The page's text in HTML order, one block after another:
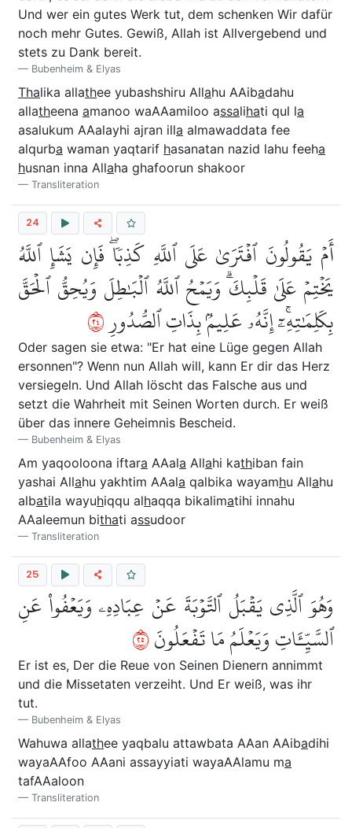
Und wer ein gutes Werk tut, dem schenken Wir dafür
noch mehr Gutes. Gewiß, Allah ist Allvergebend und
stets zu Dank bereit.
Bubenheim & Elyas
Thalika allathee yubashshiru Allahu AAibadahu
allatheena amanoo waAAamiloo assalihati qul la
asalukum AAalayhi ajran illa almawaddata fee
alqurba waman yaqtarif hasanatan nazid lahu feeha
husnan inna Allaha ghafoorun shakoor
Transliteration
24
أَمۡ يَقُولُونَ ٱفۡتَرَىٰ عَلَى ٱللَّهِ كَذِبٗاۖ فَإِن يَشَإِ ٱللَّهُ
يَخۡتِمۡ عَلَىٰ قَلۡبِكَۗ وَيَمۡحُ ٱللَّهُ ٱلۡبَٰطِلَ وَيُحِقُّ ٱلۡحَقَّ
بِكَلِمَٰتِهِۦٓۚ إِنَّهُۥ عَلِيمُۢ بِذَاتِ ٱلصُّدُورِ٤٢
Oder sagen sie etwa: "Er hat eine Lüge gegen Allah
ersonnen"? Wenn nun Allah will, kann Er dir das Herz
versiegeln. Und Allah löscht das Falsche aus und
setzt die Wahrheit mit Seinen Worten durch. Er weiß
über das innere Geheimnis Bescheid.
Bubenheim & Elyas
Am yaqooloona iftara AAala Allahi kathiban fain
yashai Allahu yakhtim AAala qalbika wayamhu Allahu
albatila wayuhiqqu alhaqqa bikalimatihi innahu
AAaleemun bithati assudoor
Transliteration
25
وَهُوَ ٱلَّذِي يَقۡبَلُ ٱلتَّوۡبَةَ عَنۡ عِبَادِهِۦ وَيَعۡفُواْ عَنِ
ٱلسَّيِّـَٔاتِ وَيَعۡلَمُ مَا تَفۡعَلُونَ٥٢
Er ist es, Der die Reue von Seinen Dienern annimmt
und die Missetaten verzeiht. Und Er weiß, was ihr
tut.
Bubenheim & Elyas
Wahuwa allathee yaqbalu attawbata AAan AAibadihi
wayaAAfoo AAani assayyiati wayaAAlamu ma
tafAAaloon
Transliteration